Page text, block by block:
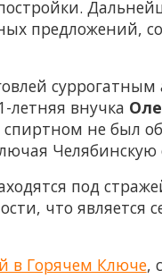
предложений,
летняя внучка
не был
Челябинскую
под
что
в Горячем Ключе,